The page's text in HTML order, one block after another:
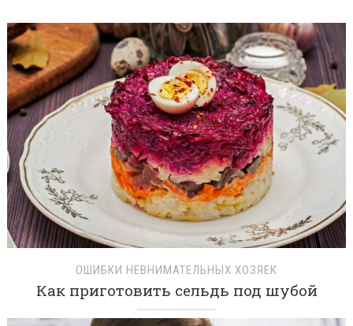
ОШИБКИ НЕВНИМАТЕЛЬНЫХ ХОЗЯЕК
Как приготовить сельдь под шубой